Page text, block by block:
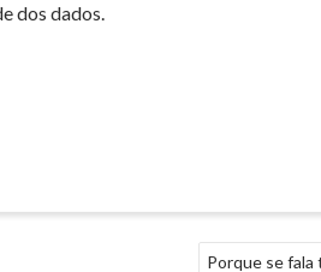
dos dados.
Porque se